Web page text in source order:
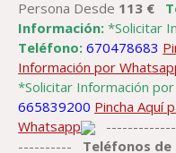
Persona Desde 113 €
Información: *Solicitar
Teléfono:670478683
Información por
*Solicitar Información
665839200 Pincha Aquí
Whatsapp
----------
Teléfonos